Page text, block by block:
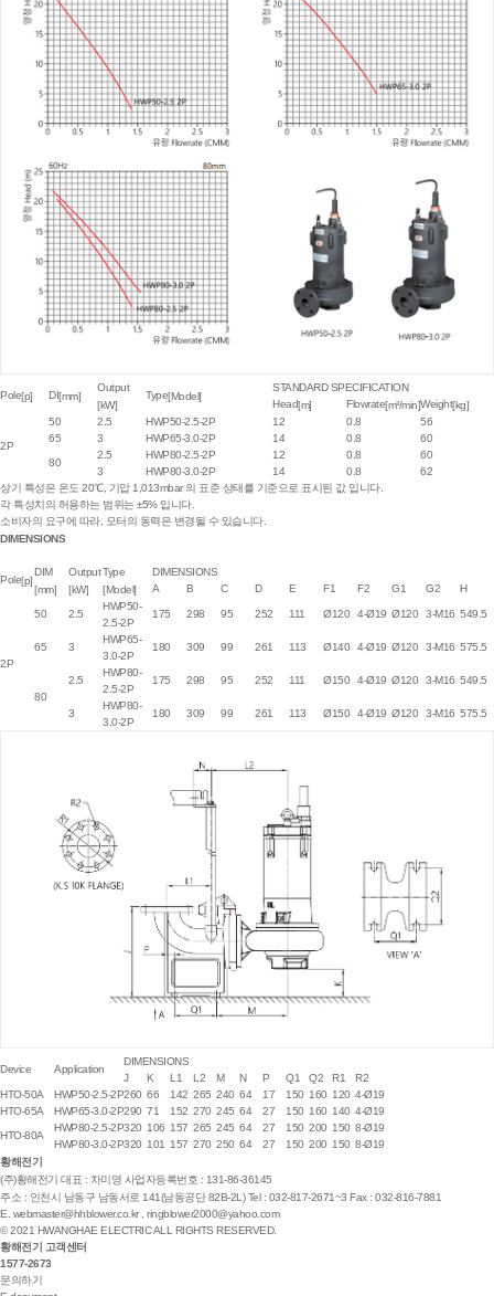
Pole[p] DI[mm]
Output
[kW]
Type[Model]
STANDARD SPECIFICATION
Head[m] Flowrate[m³/min]Weight[kg]
2P
50 2.5 HWP50-2.5-2P 12 0.8
56
65
3 HWP65-3.0-2P 14 0.8
60
80
2.5 HWP80-2.5-2P 12 0.8
60
3
HWP80-3.0-2P 14 0.8
62
상기 특성은 온도 20℃, 기압 1,013mbar 의 표준 상태를 기준으로 표시된 값 입니다.
각 특성치의 허용하는 범위는 ±5% 입니다.
소비자의 요구에 따라, 모터의 동력은 변경될 수 있습니다.
DIMENSIONS
Pole[p]
DIM
[mm]
Output
[kW]
Type
[Model]
DIMENSIONS
A
B C D E F1 F2 G1 G2 H
2P
50 2.5
HWP50-
2.5-2P
175 298 95 252 111 Ø120 4-Ø19 Ø120 3-M16 549.5
65 3
HWP65-
3.0-2P
180 309 99 261 113 Ø140 4-Ø19 Ø120 3-M16 575.5
80
2.5
HWP80-
2.5-2P
175 298 95 252 111 Ø150 4-Ø19 Ø120 3-M16 549.5
3
HWP80-
3.0-2P
180 309 99 261 113 Ø150 4-Ø19 Ø120 3-M16 575.5
Device Application
DIMENSIONS
J
K L1 L2 M N P Q1 Q2 R1
R2
HTO-50A
HWP50-2.5-2P260 66 142 265 240 64 17 150 160 120 4-Ø19
HTO-65A
HWP65-3.0-2P290 71 152 270 245 64 27 150 160 140 4-Ø19
HTO-80A
HWP80-2.5-2P320 106 157 265 245 64 27 150 200 150 8-Ø19
HWP80-3.0-2P320 101 157 270 250 64 27 150 200 150 8-Ø19
황해전기
(주)황해전기 대표 : 차미영 사업자등록번호 : 131-86-36145
주소 : 인천시 남동구 남동서로 141(남동공단 82B-2L) Tel : 032-817-2671~3 Fax : 032-816-7881
E. webmaster@hhblower.co.kr, ringblower2000@yahoo.com
© 2021 HWANGHAE ELECTRIC ALL RIGHTS RESERVED.
황해전기 고객센터
1577-2673
문의하기